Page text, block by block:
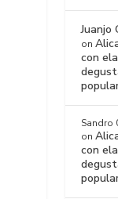
Juanjo
on
con
Sandro
on
con